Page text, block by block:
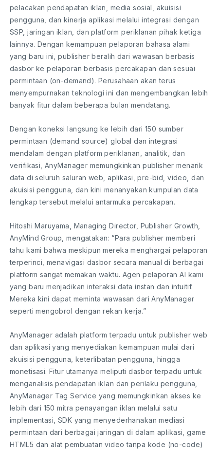
pelacakan pendapatan iklan, media sosial, akuisisi
pengguna, dan kinerja aplikasi melalui integrasi dengan
SSP, jaringan iklan, dan platform periklanan pihak ketiga
lainnya. Dengan kemampuan pelaporan bahasa alami
yang baru ini, publisher beralih dari wawasan berbasis
dasbor ke pelaporan berbasis percakapan dan sesuai
permintaan (on-demand). Perusahaan akan terus
menyempurnakan teknologi ini dan mengembangkan lebih
banyak fitur dalam beberapa bulan mendatang.
Dengan koneksi langsung ke lebih dari 150 sumber
permintaan (demand source) global dan integrasi
mendalam dengan platform periklanan, analitik, dan
verifikasi, AnyManager memungkinkan publisher menarik
data di seluruh saluran web, aplikasi, pre-bid, video, dan
akuisisi pengguna, dan kini menanyakan kumpulan data
lengkap tersebut melalui antarmuka percakapan.
Hitoshi Maruyama, Managing Director, Publisher Growth,
AnyMind Group, mengatakan: “Para publisher memberi
tahu kami bahwa meskipun mereka menghargai pelaporan
terperinci, menavigasi dasbor secara manual di berbagai
platform sangat memakan waktu. Agen pelaporan AI kami
yang baru menjadikan interaksi data instan dan intuitif.
Mereka kini dapat meminta wawasan dari AnyManager
seperti mengobrol dengan rekan kerja.”
AnyManager adalah platform terpadu untuk publisher web
dan aplikasi yang menyediakan kemampuan mulai dari
akuisisi pengguna, keterlibatan pengguna, hingga
monetisasi. Fitur utamanya meliputi dasbor terpadu untuk
menganalisis pendapatan iklan dan perilaku pengguna,
AnyManager Tag Service yang memungkinkan akses ke
lebih dari 150 mitra penayangan iklan melalui satu
implementasi, SDK yang menyederhanakan mediasi
permintaan dari berbagai jaringan di dalam aplikasi, game
HTML5 dan alat pembuatan video tanpa kode (no-code)